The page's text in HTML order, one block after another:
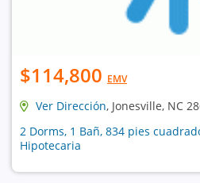
$114,800 EMV
Ver Dirección, Jonesville, NC
2 Dorms, 1 Bañ, 834 pies
Hipotecaria